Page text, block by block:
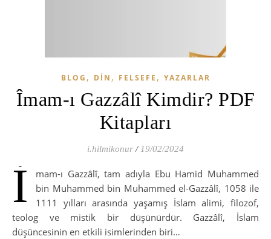
BLOG , DIN , FELSEFE , YAZARLAR
Îmam-ı Gazzâlî Kimdir? PDF
Kitapları
i.hilmikonur / 19/02/2024
İ
mam-ı Gazzâlî, tam adıyla Ebu Hamid Muhammed
bin Muhammed bin Muhammed el-Gazzâlî, 1058 ile
1111 yılları arasında yaşamış İslam alimi, filozof,
teolog ve mistik bir düşünürdür. Gazzâlî, İslam
düşüncesinin en etkili isimlerinden biri…